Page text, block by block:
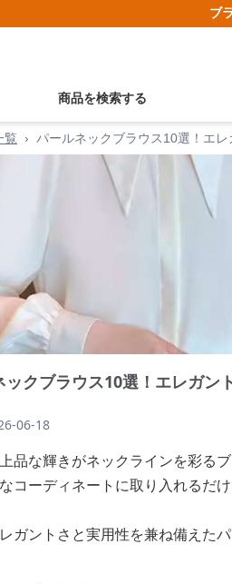
ブ
商品を検索する
覧 › パールネックブラウス10選！エ
ックブラウス10選！エレガン
06-18
品な輝きがネックラインを彩る
コーディネートに取り入れるだ
ガントさと実用性を兼ね備えた